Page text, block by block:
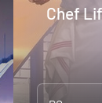
Chef